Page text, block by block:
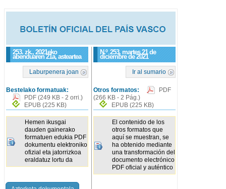
253. zk., 2021eko
abenduaren 21a, asteartea
N.º253, martes 21 de
diciembre de 2021
Laburpenera joan
Bestelako formatuak:
PDF (249 KB - 2 orri.)
EPUB (225 KB)
Hemen ikusgai
dauden gainerako
formatuen edukia PDF
dokumentu elektroniko
ofizial eta jatorrizkoa
eraldatuz lortu da
Ir al sumario
Otros formatos:
PDF
(266 KB - 2 Pág.)
EPUB(225 KB)
El contenido de los
otros formatos que
aquí se muestran, se
ha obtenido mediante
una transformación del
documento electrónico
PDF oficial y auténtico